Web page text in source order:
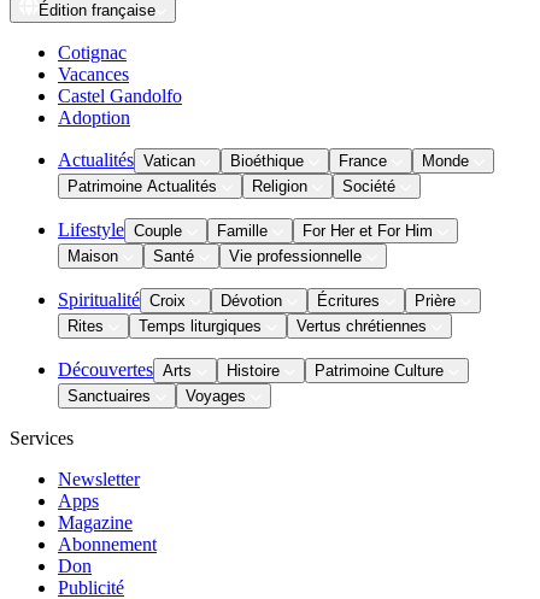
Édition française
Cotignac
Vacances
Castel Gandolfo
Adoption
Actualités Vatican Bioéthique France
Monde
Patrimoine Actualités
Religion Société
Lifestyle Couple Famille
For Her et For Him
Maison
Santé Vie professionnelle
Spiritualité Croix Dévotion Écritures
Prière
Rites
Temps liturgiques Vertus chrétiennes
Découvertes Arts Histoire
Patrimoine Culture
Sanctuaires
Voyages
Services
Newsletter
Apps
Magazine
Abonnement
Don
Publicité